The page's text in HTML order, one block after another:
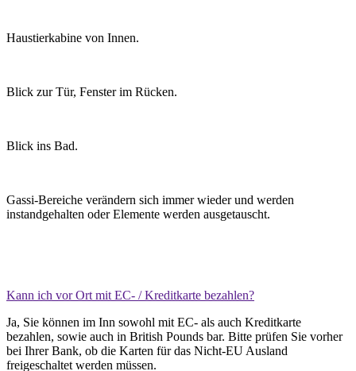
Haustierkabine von Innen.
Blick zur Tür, Fenster im Rücken.
Blick ins Bad.
Gassi-Bereiche verändern sich immer wieder und werden
instandgehalten oder Elemente werden ausgetauscht.
Kann ich vor Ort mit EC- / Kreditkarte bezahlen?
Ja, Sie können im Inn sowohl mit EC- als auch Kreditkarte
bezahlen, sowie auch in British Pounds bar. Bitte prüfen Sie vorher
bei Ihrer Bank, ob die Karten für das Nicht-EU Ausland
freigeschaltet werden müssen.